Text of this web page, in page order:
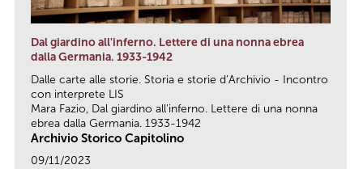
Dal giardino all'inferno. Lettere di una nonna ebrea
dalla Germania. 1933-1942
Dalle carte alle storie. Storia e storie d’Archivio - Incontro
con interprete LIS
Mara Fazio, Dal giardino all'inferno. Lettere di una nonna
ebrea dalla Germania. 1933-1942
Archivio Storico Capitolino
09/11/2023